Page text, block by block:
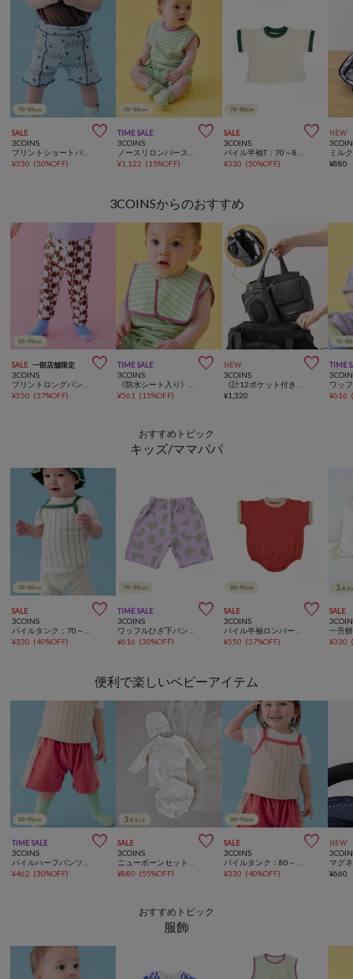
SALE 
3COINS
¥330 (50%OFF)
TIME SALE 
3COINS
¥1,122 (15%OFF)
SALE 
3COINS
¥330 (50%OFF)
NEW
¥880
3COINSからのおすすめ
SALE 一部店舗限定 
3COINS
¥550 (37%OFF)
TIME SALE 
3COINS
¥561 (15%OFF)
NEW 
3COINS
¥1,320
TIME
¥616
おすすめトピック
キッズ/ママパパ
SALE 
3COINS
¥330 (40%OFF)
TIME SALE 
3COINS
¥616 (30%OFF)
SALE 
3COINS
¥550 (37%OFF)
SALE
¥330
便利で楽しいベビーアイテム
TIME SALE 
3COINS
¥462 (30%OFF)
SALE 
3COINS
¥880 (55%OFF)
SALE 
3COINS
¥330 (40%OFF)
NEW
¥660
おすすめトピック
服飾